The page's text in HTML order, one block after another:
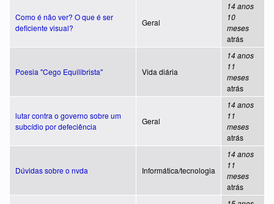
Como é não ver? O que é ser
deficiente visual?
Geral
14 anos
10
meses
atrás
Poesia "Cego Equilibrista" Vida diária
14 anos
11
meses
atrás
lutar contra o governo sobre um
subcídio por defeciência
Geral
14 anos
11
meses
atrás
Dúvidas sobre o nvda Informática/tecnologia
14 anos
11
meses
atrás